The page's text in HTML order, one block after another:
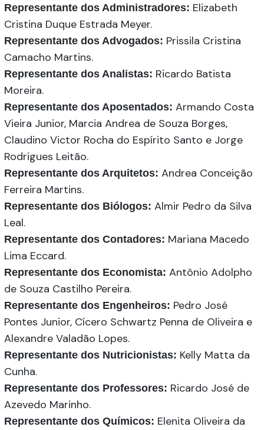
Representante dos Administradores: Elizabeth
Cristina Duque Estrada Meyer.
Representante dos Advogados: Prissila Cristina
Camacho Martins.
Representante dos Analistas: Ricardo Batista
Moreira.
Representante dos Aposentados: Armando Costa
Vieira Junior, Marcia Andrea de Souza Borges,
Claudino Victor Rocha do Espírito Santo e Jorge
Rodrigues Leitão.
Representante dos Arquitetos: Andrea Conceição
Ferreira Martins.
Representante dos Biólogos: Almir Pedro da Silva
Leal.
Representante dos Contadores: Mariana Macedo
Lima Eccard.
Representante dos Economista: Antônio Adolpho
de Souza Castilho Pereira.
Representante dos Engenheiros: Pedro José
Pontes Junior, Cícero Schwartz Penna de Oliveira e
Alexandre Valadão Lopes.
Representante dos Nutricionistas: Kelly Matta da
Cunha.
Representante dos Professores: Ricardo José de
Azevedo Marinho.
Representante dos Químicos: Elenita Oliveira da